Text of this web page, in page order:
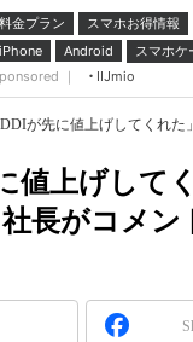
料金プラン スマホお得情報
iPhone
Android スマホケ
｜
IIJmio
が先に値上げしてくれ
値上げし
長がコメン